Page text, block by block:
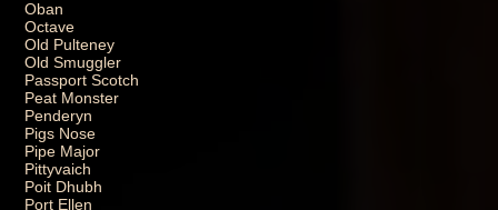
Oban
Octave
Old Pulteney
Old Smuggler
Passport Scotch
Peat Monster
Penderyn
Pigs Nose
Pipe Major
Pittyvaich
Poit Dhubh
Port Ellen